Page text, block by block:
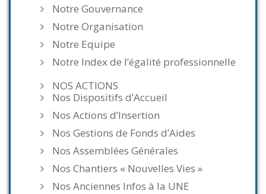
Notre Gouvernance
Notre Organisation
Notre Equipe
Notre Index de l’égalité professionnelle
NOS ACTIONS
Nos Dispositifs d’Accueil
Nos Actions d’Insertion
Nos Gestions de Fonds d’Aides
Nos Assemblées Générales
Nos Chantiers « Nouvelles Vies »
Nos Anciennes Infos à la UNE